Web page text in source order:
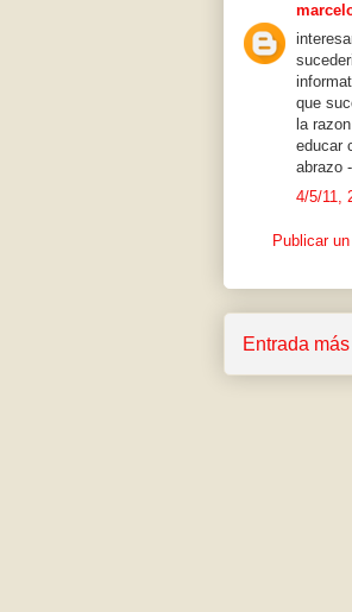
que
la
educar
abrazo
4/5/11,
Publicar
Entrada